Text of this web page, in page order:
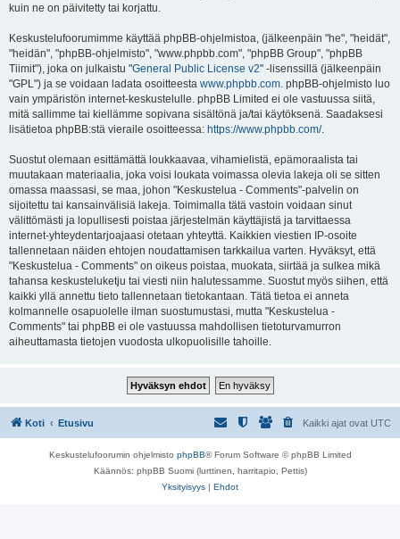
kuin ne on päivitetty tai korjattu.
Keskustelufoorumimme käyttää phpBB-ohjelmistoa, (jälkeenpäin "he", "heidät",
"heidän", "phpBB-ohjelmisto", "www.phpbb.com", "phpBB Group", "phpBB
Tiimit"), joka on julkaistu "General Public License v2" -lisenssillä (jälkeenpäin
"GPL") ja se voidaan ladata osoitteesta www.phpbb.com. phpBB-ohjelmisto luo
vain ympäristön internet-keskustelulle. phpBB Limited ei ole vastuussa siitä,
mitä sallimme tai kiellämme sopivana sisältönä ja/tai käytöksenä. Saadaksesi
lisätietoa phpBB:stä vieraile osoitteessa: https://www.phpbb.com/.
Suostut olemaan esittämättä loukkaavaa, vihamielistä, epämoraalista tai
muutakaan materiaalia, joka voisi loukata voimassa olevia lakeja oli se sitten
omassa maassasi, se maa, johon "Keskustelua - Comments"-palvelin on
sijoitettu tai kansainvälisiä lakeja. Toimimalla tätä vastoin voidaan sinut
välittömästi ja lopullisesti poistaa järjestelmän käyttäjistä ja tarvittaessa
internet-yhteydentarjoajaasi otetaan yhteyttä. Kaikkien viestien IP-osoite
tallennetaan näiden ehtojen noudattamisen tarkkailua varten. Hyväksyt, että
"Keskustelua - Comments" on oikeus poistaa, muokata, siirtää ja sulkea mikä
tahansa keskusteluketju tai viesti niin halutessamme. Suostut myös siihen, että
kaikki yllä annettu tieto tallennetaan tietokantaan. Tätä tietoa ei anneta
kolmannelle osapuolelle ilman suostumustasi, mutta "Keskustelua -
Comments" tai phpBB ei ole vastuussa mahdollisen tietoturvamurron
aiheuttamasta tietojen vuodosta ulkopuolisille tahoille.
Koti Etusivu Kaikki ajat ovat UTC
Keskustelufoorumin ohjelmisto phpBB® Forum Software © phpBB Limited
Käännös: phpBB Suomi (lurttinen, harritapio, Pettis)
Yksityisyys | Ehdot